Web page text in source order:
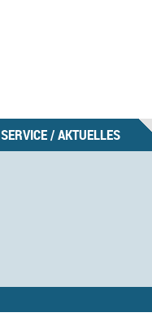
SERVICE / AKTUELLES